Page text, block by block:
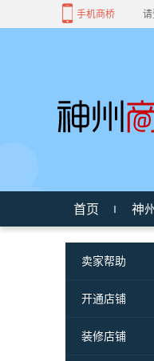
手机商桥 请
首页 神
卖家帮助
开通店铺
装修店铺